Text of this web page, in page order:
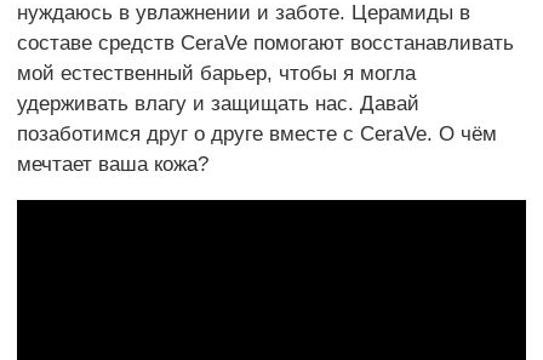
нуждаюсь в увлажнении и заботе. Церамиды в
составе средств CeraVe помогают восстанавливать
мой естественный барьер, чтобы я могла
удерживать влагу и защищать нас. Давай
позаботимся друг о друге вместе с CeraVe. О чём
мечтает ваша кожа?